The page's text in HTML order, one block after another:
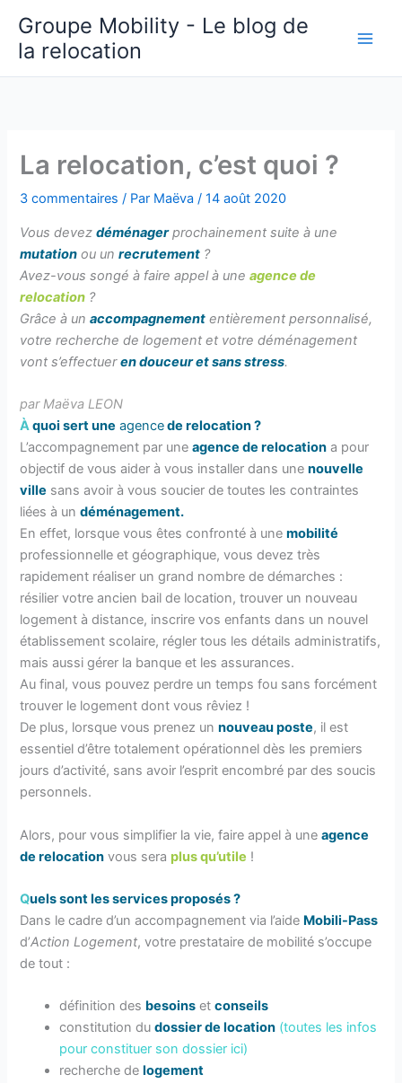
contenu
Groupe Mobility - Le blog de
la relocation
La relocation, c’est quoi ?
3 commentaires / Par Maëva/14 août 2020
Vous devezdéménagerprochainement suite à une
mutation ou unrecrutement ?
Avez-vous songé à faire appel à uneagence de
relocation ?
Grâce à unaccompagnement entièrement personnalisé,
votre recherche de logement et votre déménagement
vont s’effectueren douceur et sans stress.
par Maëva LEON
Àquoi sert une agencede relocation ?
L’accompagnement par uneagence de relocation a pour
objectif de vous aider à vous installer dans unenouvelle
ville sans avoir à vous soucier de toutes les contraintes
liées à undéménagement.
En effet, lorsque vous êtes confronté à unemobilité
professionnelle et géographique, vous devez très
rapidement réaliser un grand nombre de démarches :
résilier votre ancien bail de location, trouver un nouveau
logement à distance, inscrire vos enfants dans un nouvel
établissement scolaire, régler tous les détails administratifs,
mais aussi gérer la banque et les assurances.
Au final, vous pouvez perdre un temps fou sans forcément
trouver le logement dont vous rêviez !
De plus, lorsque vous prenez unnouveau poste, il est
essentiel d’être totalement opérationnel dès les premiers
jours d’activité, sans avoir l’esprit encombré par des soucis
personnels.
Alors, pour vous simplifier la vie, faire appel à uneagence
de relocation vous sera plus qu’utile !
Quels sont les services proposés ?
Dans le cadre d’un accompagnement via l’aide Mobili-Pass
d’Action Logement, votre prestataire de mobilité s’occupe
de tout :
définition des besoins etconseils
constitution dudossier de location (toutes les infos
pour constituer son dossier ici)
recherche de logement